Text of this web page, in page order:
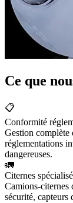
Ce que
📋
Conformité
Gestion complète
réglementations
dangereuses.
🚛
Citernes
Camions-citernes
sécurité, capteurs